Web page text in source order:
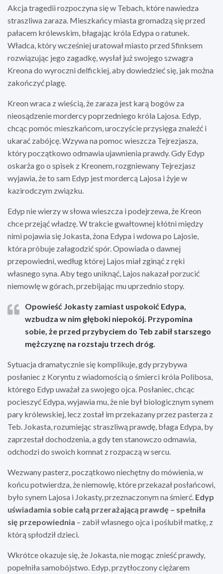
Akcja tragedii rozpoczyna się w Tebach, które nawiedza
straszliwa zaraza. Mieszkańcy miasta gromadzą się przed
pałacem królewskim, błagając króla Edypa o ratunek.
Władca, który wcześniej uratował miasto przed Sfinksem
rozwiązując jego zagadkę, wysłał już swojego szwagra
Kreona do wyroczni delfickiej, aby dowiedzieć się, jak można
zakończyć plagę.
Kreon wraca z wieścią, że zaraza jest karą bogów za
nieosądzenie mordercy poprzedniego króla Lajosa. Edyp,
chcąc pomóc mieszkańcom, uroczyście przysięga znaleźć i
ukarać zabójcę. Wzywa na pomoc wieszcza Tejrezjasza,
który początkowo odmawia ujawnienia prawdy. Gdy Edyp
oskarża go o spisek z Kreonem, rozgniewany Tejrezjasz
wyjawia, że to sam Edyp jest mordercą Lajosa i żyje w
kazirodczym związku.
Edyp nie wierzy w słowa wieszcza i podejrzewa, że Kreon
chce przejąć władzę. W trakcie gwałtownej kłótni między
nimi pojawia się Jokasta, żona Edypa i wdowa po Lajosie,
która próbuje załagodzić spór. Opowiada o dawnej
przepowiedni, według której Lajos miał zginąć z ręki
własnego syna. Aby tego uniknąć, Lajos nakazał porzucić
niemowlę w górach, przebijając mu uprzednio stopy.
Opowieść Jokasty zamiast uspokoić Edypa,
wzbudza w nim głęboki niepokój. Przypomina
sobie, że przed przybyciem do Teb zabił starszego
mężczyznę na rozstaju trzech dróg.
Sytuacja dramatycznie się komplikuje, gdy przybywa
posłaniec z Koryntu z wiadomością o śmierci króla Polibosa,
którego Edyp uważał za swojego ojca. Posłaniec, chcąc
pocieszyć Edypa, wyjawia mu, że nie był biologicznym synem
pary królewskiej, lecz został im przekazany przez pasterza z
Teb. Jokasta, rozumiejąc straszliwą prawdę, błaga Edypa, by
zaprzestał dochodzenia, a gdy ten stanowczo odmawia,
odchodzi do swoich komnat z rozpaczą w sercu.
Wezwany pasterz, początkowo niechętny do mówienia, w
końcu potwierdza, że niemowlę, które przekazał posłańcowi,
było synem Lajosa i Jokasty, przeznaczonym na śmierć. Edyp
uświadamia sobie całą przerażającą prawdę – spełniła
się przepowiednia – zabił własnego ojca i poślubił matkę, z
którą spłodził dzieci.
Wkrótce okazuje się, że Jokasta, nie mogąc znieść prawdy,
popełniła samobójstwo. Edyp, przytłoczony ciężarem